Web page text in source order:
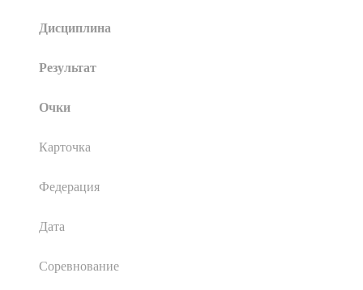
Дисциплина
Результат
Очки
Карточка
Федерация
Дата
Соревнование